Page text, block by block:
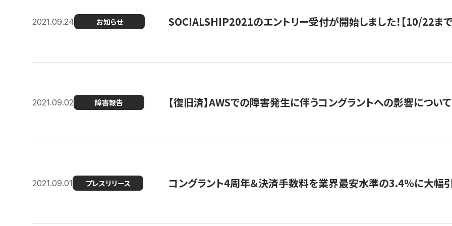
2021.09.24 お知らせ SOCIALSHIP2021のエントリー受付が開始しました！【10/22まで
2021.09.02 障害報告 【復旧済】AWSでの障害発生に伴うコングラントへの影響について
2021.09.01 プレスリリース コングラント4周年＆決済手数料を業界最安水準の3.4％に大幅